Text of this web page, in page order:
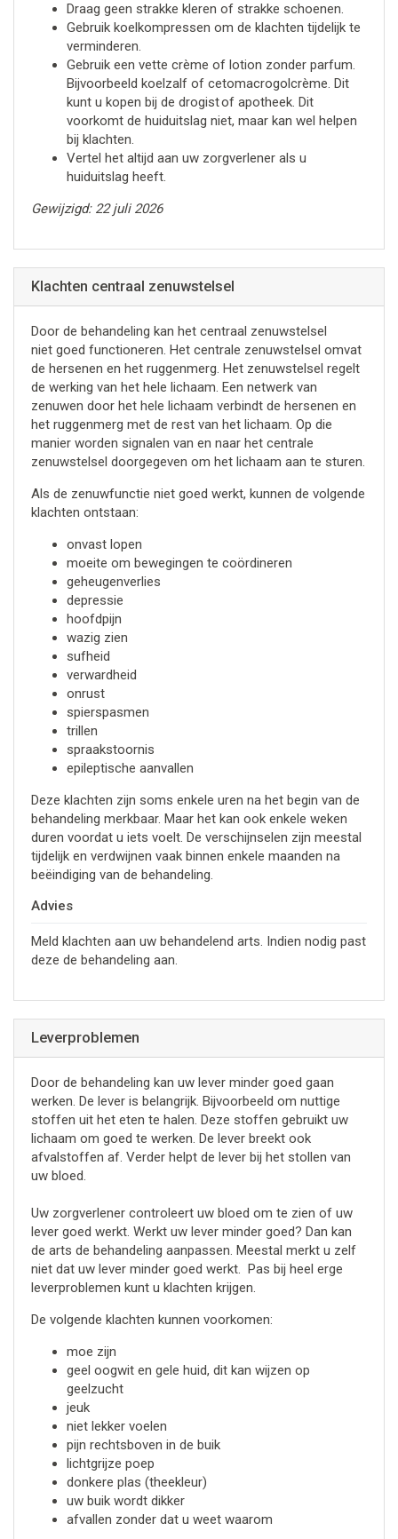
Draag geen strakke kleren of strakke schoenen.
Gebruik koelkompressen om de klachten tijdelijk te
verminderen.
Gebruik een vette crème of lotion zonder parfum.
Bijvoorbeeld koelzalf of cetomacrogolcrème. Dit
kunt u kopen bij de drogist of apotheek. Dit
voorkomt de huiduitslag niet, maar kan wel helpen
bij klachten.
Vertel het altijd aan uw zorgverlener als u
huiduitslag heeft.
Gewijzigd: 22 juli 2026
Klachten centraal zenuwstelsel
Door de behandeling kan het centraal zenuwstelsel
niet goed functioneren. Het centrale zenuwstelsel omvat
de hersenen en het ruggenmerg. Het zenuwstelsel regelt
de werking van het hele lichaam. Een netwerk van
zenuwen door het hele lichaam verbindt de hersenen en
het ruggenmerg met de rest van het lichaam. Op die
manier worden signalen van en naar het centrale
zenuwstelsel doorgegeven om het lichaam aan te sturen.
Als de zenuwfunctie niet goed werkt, kunnen de volgende
klachten ontstaan:
onvast lopen
moeite om bewegingen te coördineren
geheugenverlies
depressie
hoofdpijn
wazig zien
sufheid
verwardheid
onrust
spierspasmen
trillen
spraakstoornis
epileptische aanvallen
Deze klachten zijn soms enkele uren na het begin van de
behandeling merkbaar. Maar het kan ook enkele weken
duren voordat u iets voelt. De verschijnselen zijn meestal
tijdelijk en verdwijnen vaak binnen enkele maanden na
beëindiging van de behandeling.
Advies
Meld klachten aan uw behandelend arts. Indien nodig past
deze de behandeling aan.
Leverproblemen
Door de behandeling kan uw lever minder goed gaan
werken. De lever is belangrijk. Bijvoorbeeld om nuttige
stoffen uit het eten te halen. Deze stoffen gebruikt uw
lichaam om goed te werken. De lever breekt ook
afvalstoffen af. Verder helpt de lever bij het stollen van
uw bloed.
Uw zorgverlener controleert uw bloed om te zien of uw
lever goed werkt. Werkt uw lever minder goed? Dan kan
de arts de behandeling aanpassen. Meestal merkt u zelf
niet dat uw lever minder goed werkt. Pas bij heel erge
leverproblemen kunt u klachten krijgen.
De volgende klachten kunnen voorkomen:
moe zijn
geel oogwit en gele huid, dit kan wijzen op
geelzucht
jeuk
niet lekker voelen
pijn rechtsboven in de buik
lichtgrijze poep
donkere plas (theekleur)
uw buik wordt dikker
afvallen zonder dat u weet waarom